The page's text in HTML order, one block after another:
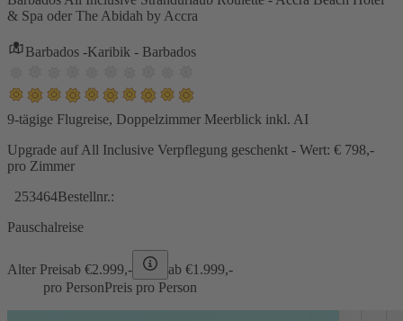
& Spa oder The Abidah by Accra
Barbados -Karibik - Barbados
9-tägige Flugreise, Doppelzimmer Meerblick inkl. AI
Upgrade auf All Inclusive Verpflegung geschenkt - Wert: € 798,-
pro Zimmer
253464Bestellnr.:
Pauschalreise
Alter Preisab €2.999,- ab €1.999,-
pro PersonPreis pro Person